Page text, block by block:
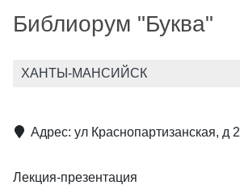
Библиорум "Буква"
ХАНТЫ-МАНСИЙСК
Адрес: ул Краснопартизанская, д 2
Лекция-презентация